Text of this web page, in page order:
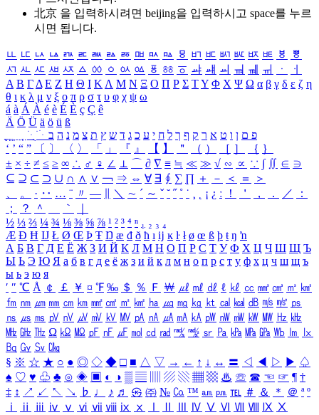
北京 을 입력하시려면 beijing을 입력하시고 space를 누르
시면 됩니다.
ㅥ ㅦ ㅧ ㅨ ㅩ ㅪ ㅫ ㅬ ㅭ ㅮ ㅯ ㅰ ㅱ ㅲ ㅳ ㅴ ㅵ ㅶ ㅷ ㅸ
ㅹ
ㅺ ㅻ ㅼ ㅽ ㅾ ㅿ ㆀ ㆁ ㆂ ㆃ ㆄ ㆅ ㆆ ㆇ ㆈ ㆉ ㆊ ㆋ ㆌ ㆍ
ㆎ
Α Β ΓΔ Ε Ζ Η Θ Ι ΚΛ Μ Ν Ξ Ο Π Ρ Σ ΤΥ Φ Χ Ψ Ω α β γ δ ε ζ η
θ ι κ λ μ ν ξ ο π ρ σ τ υ φ χ ψ ω
á à Á À é è É È ç Ç ê
Ä Ö Ü ä ö ü ß
ִֶֹ ֻּ ׁׂ פ ם ן ו ט א ר ק ף ך ל ח י ע כ ג ד ש ץ ת צ מ נ ה ב
‘ ’ “ ” 〔 〕 〈 〉 「 」 『 』 【 】 ＂ （ ） ［ ］ ｛ ｝
± × ÷ ≠ ≤ ≥ ∞ ∴ ♂ ♀ ∠ ⊥ ⌒ ∂ ∇ ≡ ≒ ≪ ≫ √ ∽ ∝ ∵ ∫ ∬ ∈ ∋
⊆ ⊇ ⊂ ⊃ ∪ ∩ ∧ ∨ ￢ ⇒ ⇔ ∀ ∃ ∮ ∑ ∏ ＋ － ＜ ＝
＞
、
。 · ‥ … ¨ 〃 ― ＼ ∼ ´ ～ ˇ ˘ ˝ ˚ ˙ ¸ ¡ ¿ ː ！ ＇ ， ． ／
：
；
？ ＾ ｀
½ ⅓ ⅔ ¼ ¾ ⅛ ⅜ ⅝ ⅞ ¹ ² ³ ⁴ ⁿ ₁ ₂ ₃ ₄
Æ Ð Ħ Ĳ Ł Ø Œ Þ Ŧ Ŋ æ đ ð ħ ı ĳ ĸ ŀ ł ø œ ß þ ŧ ŋ ŉ
А Б В Г Д Е Ё Ж З И Й К Л М Н О П Р С Т У Ф Х Ц Ч Ш Щ Ъ
Ы Ь Э Ю Я а б в г д е ё ж з и й к л м н о п р с т у ф х ц ч ш щ ъ
ы ь э ю я
′ ″ ℃ Å ￠ ￡ ￥ ¤ ℉ ‰ ＄ ％ Ｆ ￦ ㎕ ㎖ ㎗ ℓ ㎘ ㏄ ㎣ ㎤ ㎥ ㎦
㎙ ㎚ ㎛ ㎜ ㎝ ㎞ ㎟ ㎠ ㎡ ㎢ ㏊ ㎍ ㎎ ㎏ ㏏ ㎈ ㎉ ㏈ ㎧ ㎨ ㎰
㎱ ㎲ ㎳ ㎴ ㎵ ㎶ ㎷ ㎸ ㎹ ㎀ ㎁ ㎂ ㎃ ㎄ ㎺ ㎻ ㎽ ㎾ ㎿ ㎐ ㎑
㎒ ㎓ ㎔ Ω ㏀ ㏁ ㎊ ㎋ ㎌ ㏖ ㏅ ㎭ ㎮ ㎯ ㏛ ㎩ ㎪ ㎫ ㎬ ㏝ ㏐
㏓
㏃ ㏉ ㏜ ㏆
§ ※ ☆ ★ ○ ● ◎ ◇ ◆ □ ■ △ ▽ → ← ↑ ↓ ↔ 〓 ◁ ◀ ▷ ▶ ♤
♠ ♡ ♥ ♧ ♣ ⊙ ◈ ▣ ◐ ◑ ▒ ▤ ▨ ▧ ▦ ▩ ♨ ☏ ☎ ☜ ☞ ¶ †
‡ ↕ ↗ ↙ ↖ ↘ ♭ ♩ ♪ ♬ ㉿ ㈜ № ㏇ ™ ㏂ ㏘ ℡ ＃ ＆ ＊ ＠ ª º
ⅰ
ⅱ ⅲ ⅳ ⅴ ⅵ ⅶ ⅷ ⅸ ⅹ Ⅳ Ⅴ Ⅵ Ⅶ Ⅷ Ⅸ Ⅹ